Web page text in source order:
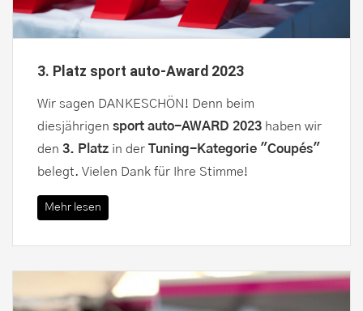
3. Platz sport auto-Award 2023
Wir sagen DANKESCHÖN! Denn beim
diesjährigen sport auto-AWARD 2023 haben wir
den 3. Platz in der Tuning-Kategorie "Coupés"
belegt. Vielen Dank für Ihre Stimme!
Mehr lesen